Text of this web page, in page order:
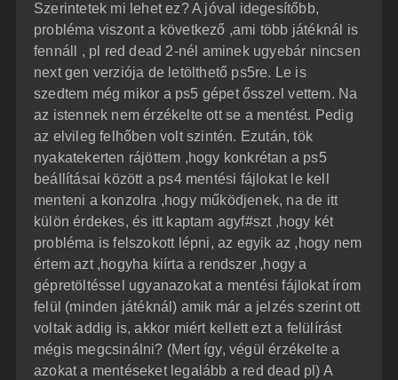
Szerintetek mi lehet ez? A jóval idegesítőbb,
probléma viszont a következő ,ami több játéknál is
fennáll , pl red dead 2-nél aminek ugyebár nincsen
next gen verziója de letölthető ps5re. Le is
szedtem még mikor a ps5 gépet ősszel vettem. Na
az istennek nem érzékelte ott se a mentést. Pedig
az elvileg felhőben volt szintén. Ezután, tök
nyakatekerten rájöttem ,hogy konkrétan a ps5
beállításai között a ps4 mentési fájlokat le kell
menteni a konzolra ,hogy működjenek, na de itt
külön érdekes, és itt kaptam agyf#szt ,hogy két
probléma is felszokott lépni, az egyik az ,hogy nem
értem azt ,hogyha kiírta a rendszer ,hogy a
gépretöltéssel ugyanazokat a mentési fájlokat írom
felül (minden játéknál) amik már a jelzés szerint ott
voltak addig is, akkor miért kellett ezt a felülírást
mégis megcsinálni? (Mert így, végül érzékelte a
azokat a mentéseket legalább a red dead pl) A